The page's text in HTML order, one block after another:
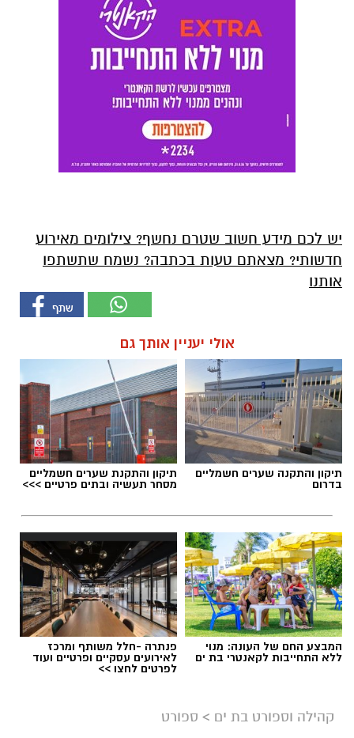
יש לכם מידע חשוב שטרם נחשף? צילומים מאירוע
חדשותי? מצאתם טעות בכתבה? נשמח שתשתפו
אותנו
אולי יעניין אותך גם
תיקון והתקנה שערים חשמליים
בדרום
תיקון והתקנת שערים חשמליים
מסחר תעשיה ובתים פרטיים >>>
המבצע החם של העונה: מנוי
ללא התחייבות לקאנטרי בת ים
פנתרה -חלל משותף ומרכז
לאירועים עסקיים ופרטיים ועוד
לפרטים לחצו >>
קהילה וספורט בת ים > ספורט